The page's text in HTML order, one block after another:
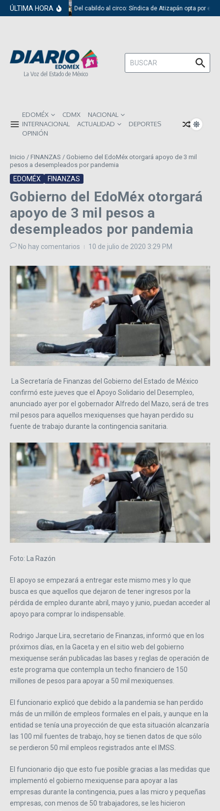
Saltar al contenido
ÚLTIMA HORA Del cabildo al circo: Síndica de Atizapán opta por el
La Voz del Estado de México
Buscar:
EDOMÉX CDMX
NACIONAL
INTERNACIONAL
ACTUALIDAD
DEPORTES
OPINIÓN
Inicio / FINANZAS / Gobierno del EdoMéx otorgará apoyo de 3 mil
pesos a desempleados por pandemia
EDOMÉX FINANZAS
Gobierno del EdoMéx otorgará
apoyo de 3 mil pesos a
desempleados por pandemia
No hay comentarios 10 de julio de 2020 3:29 PM
La Secretaría de Finanzas del Gobierno del Estado de México
confirmó este jueves que el Apoyo Solidario del Desempleo,
anunciado ayer por el gobernador Alfredo del Mazo, será de tres
mil pesos para aquellos mexiquenses que hayan perdido su
fuente de trabajo durante la contingencia sanitaria.
Foto: La Razón
El apoyo se empezará a entregar este mismo mes y lo que
busca es que aquellos que dejaron de tener ingresos por la
pérdida de empleo durante abril, mayo y junio, puedan acceder al
apoyo para comprar lo indispensable.
Rodrigo Jarque Lira, secretario de Finanzas, informó que en los
próximos días, en la Gaceta y en el sitio web del gobierno
mexiquense serán publicadas las bases y reglas de operación de
este programa que contempla un techo financiero de 150
millones de pesos para apoyar a 50 mil mexiquenses.
El funcionario explicó que debido a la pandemia se han perdido
más de un millón de empleos formales en el país, y aunque en la
entidad se tenía una proyección de que esta situación alcanzaría
las 100 mil fuentes de trabajo, hoy se tienen datos de que sólo
se perdieron 50 mil empleos registrados ante el IMSS.
El funcionario dijo que esto fue posible gracias a las medidas que
implementó el gobierno mexiquense para apoyar a las
empresas durante la contingencia, pues a las micro y pequeñas
empresas, con menos de 50 trabajadores, se les hicieron